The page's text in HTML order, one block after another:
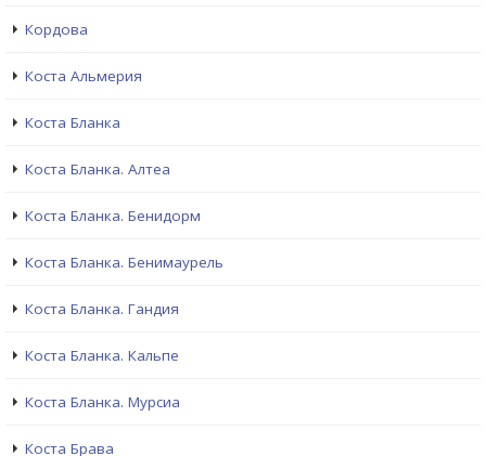
Кордова
Коста Альмерия
Коста Бланка
Коста Бланка. Алтеа
Коста Бланка. Бенидорм
Коста Бланка. Бенимаурель
Коста Бланка. Гандия
Коста Бланка. Кальпе
Коста Бланка. Мурсиа
Коста Брава